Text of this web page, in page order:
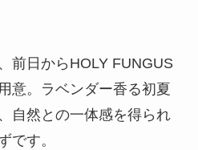
前日からHOLY FUNGUS
意。ラベンダー香る初夏
自然との一体感を得られ
です。